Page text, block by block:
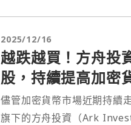
2025/12/16
越跌越買！方舟投
股，持續提高加密
儘管加密貨幣市場近期持續
旗下的方舟投資（Ark